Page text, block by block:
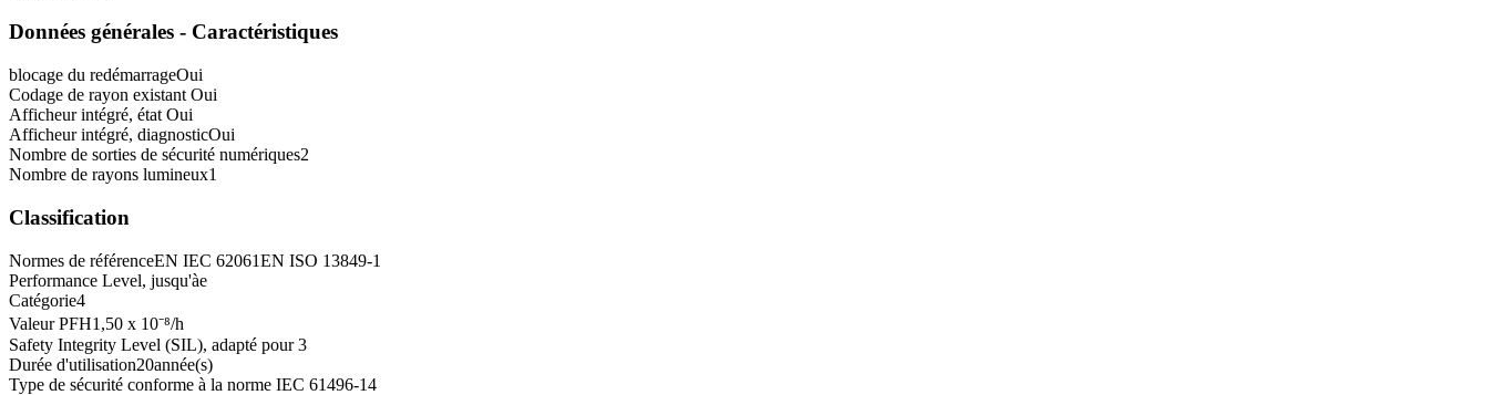
Données générales - Caractéristiques
blocage du redémarrageOui
Codage de rayon existant Oui
Afficheur intégré, état Oui
Afficheur intégré, diagnosticOui
Nombre de sorties de sécurité numériques2
Nombre de rayons lumineux1
Classification
Normes de référenceEN IEC 62061EN ISO 13849-1
Performance Level, jusqu'àe
Catégorie4
Valeur PFH1,50 x 10⁻⁸/h
Safety Integrity Level (SIL), adapté pour3
Durée d'utilisation20année(s)
Type de sécurité conforme à la norme IEC 61496-14